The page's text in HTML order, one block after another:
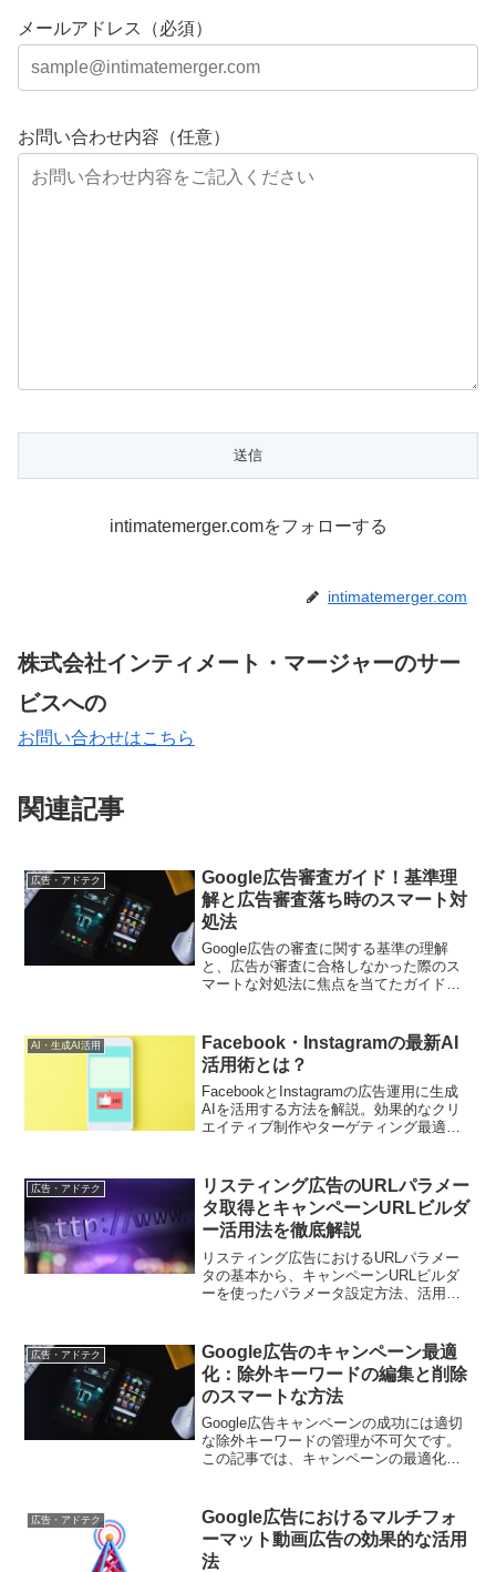
メールアドレス（必須）
お問い合わせ内容（任意）
intimatemerger.comをフォローする
intimatemerger.com
株式会社インティメート・マージャーのサー
ビスへの
お問い合わせはこちら
関連記事
広告・アドテク
Google広告審査ガイド！基準理
解と広告審査落ち時のスマート対
処法
Google広告の審査に関する基準の理解
と、広告が審査に合格しなかった際のス
マートな対処法に焦点を当てたガイド記
を通じて、効果的な広告キャンペーンを
展開するためのアドバイスを提供してい
ます。
AI・生成AI活用
Facebook・Instagramの最新AI
活用術とは？
FacebookとInstagramの広告運用に生成
AIを活用する方法を解説。効果的なクリ
エイティブ制作やターゲティング最適化
広告・アドテク
リスティング広告のURLパラメー
タ取得とキャンペーンURLビルダ
ー活用法を徹底解説
リスティング広告におけるURLパラメー
タの基本から、キャンペーンURLビルダ
ーを使ったパラメータ設定方法、活用事
紹介します
広告・アドテク
Google広告のキャンペーン最適
化：除外キーワードの編集と削除
のスマートな方法
Google広告キャンペーンの成功には適切
な除外キーワードの管理が不可欠です。
この記事では、キャンペーンの最適化に
す。
広告・アドテク
Google広告におけるマルチフォ
ーマット動画広告の効果的な活用
法